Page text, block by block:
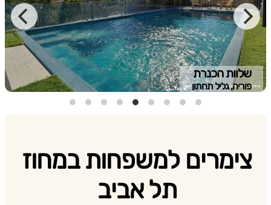
שלוות הכנרת
פוריה, גליל תחתון
צימרים למשפחות במחוז
תל אביב